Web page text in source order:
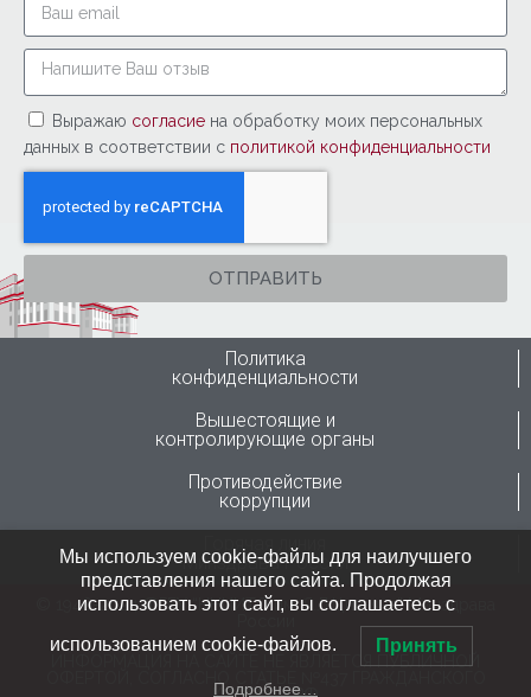
Выражаю согласие на обработку моих персональных
данных в соответствии с политикой конфиденциальности
ОТПРАВИТЬ
Политика
конфиденциальности
Вышестоящие и
контролирующие органы
Противодействие
коррупции
Горячая линия
Минздрава России
© 1946-2024 ФГБУ “ННИИТО им. Я.Л.Цивьяна” Минздрава
ИНФОРМАЦИЯ НА САЙТЕ НЕ ЯВЛЯЕТСЯ ПУБЛИЧНОЙ
ОФЕРТОЙ, СОГЛАСНО СТАТЬЕ №437 ГРАЖДАНСКОГО
Мы используем cookie-файлы для наилучшего
представления нашего сайта. Продолжая
использовать этот сайт, вы соглашаетесь с
использованием cookie-файлов. Принять
Подробнее…